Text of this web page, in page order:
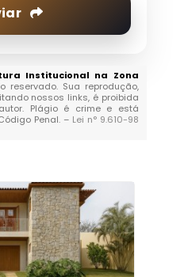
Institucional na Zona
reservado. Sua reprodução,
nossos links, é proibida
Plágio é crime e está
Penal. – Lei n° 9.610-98